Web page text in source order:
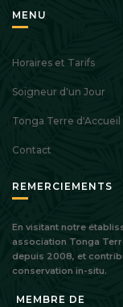
MENU
Horaires et Tarifs
Soigneur d'un Jour
Tonga Terre d'Accueil
Contact
REMERCIEMENTS
En visitant notre
association Tonga
depuis 2008, et
conservation in-situ.
MEMBRE DE